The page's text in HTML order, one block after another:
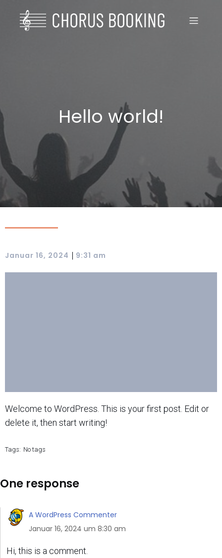
Hello world!
Januar 16, 2024 | 9:31 am
Welcome to WordPress. This is your first post. Edit or
delete it, then start writing!
Tags: No tags
One response
A WordPress Commenter
Januar 16, 2024 um 8:30 am
Hi, this is a comment.